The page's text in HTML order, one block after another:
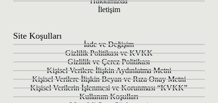
İletişim
Site Koşulları
İade ve Değişim
Gizlilik Politikası ve KVKK
Gizlilik ve Çerez Politikası
Kişisel Verilere İlişkin Aydınlatma Metni
Kişisel Verilere İlişkin Beyan ve Rıza Onay Metni
Kişisel Verilerin İşlenmesi ve Korunması “KVKK”
Kullanım Koşulları